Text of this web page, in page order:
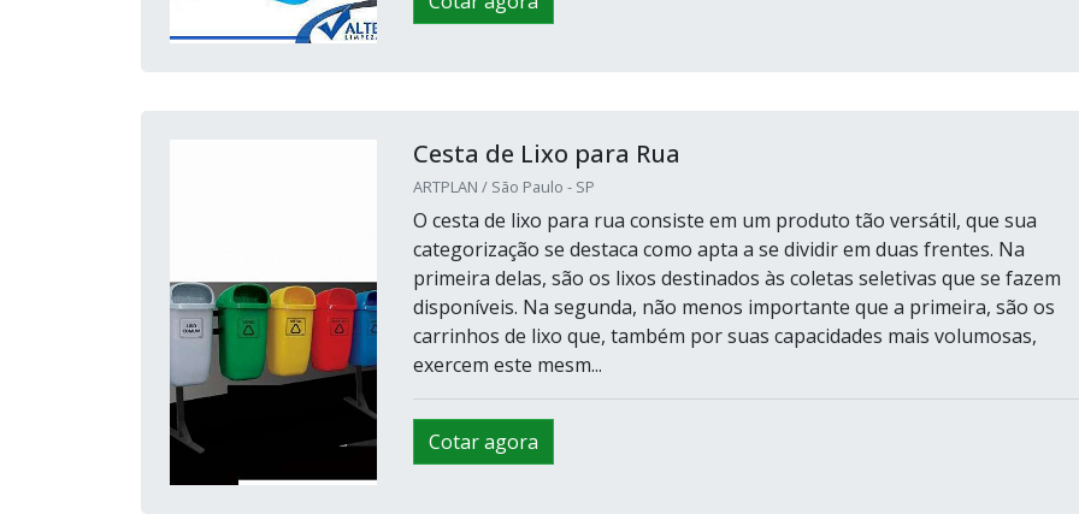
Cesta de Lixo para Rua
ARTPLAN / São Paulo - SP
O cesta de lixo para rua consiste em um produto tão versátil, que sua
categorização se destaca como apta a se dividir em duas frentes. Na
primeira delas, são os lixos destinados às coletas seletivas que se fazem
disponíveis. Na segunda, não menos importante que a primeira, são os
carrinhos de lixo que, também por suas capacidades mais volumosas,
exercem este mesm...
Cotar agora